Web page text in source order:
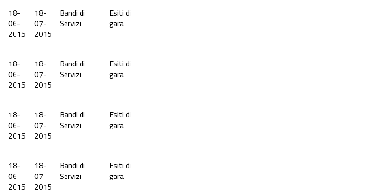
18-
06-
2015
18-
07-
2015
Bandi di
Servizi
Esiti di
gara
18-
06-
2015
18-
07-
2015
Bandi di
Servizi
Esiti di
gara
18-
06-
2015
18-
07-
2015
Bandi di
Servizi
Esiti di
gara
18-
06-
2015
18-
07-
2015
Bandi di
Servizi
Esiti di
gara